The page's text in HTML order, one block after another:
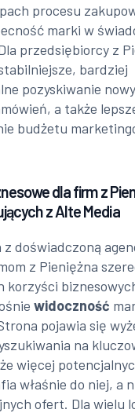
procesu
marki w
przedsiębiorcy z
bardziej
pozyskiwanie
a także
budżetu
dla firm z
z Alte Media
z doświadczoną
z Pieniężna
korzyści
widoczność
pojawia się
na
więcej
właśnie do niej, a
ofert. Dla wielu